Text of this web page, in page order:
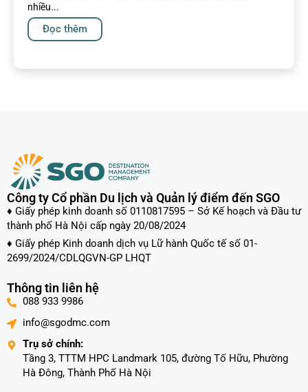
nhiều...
Đọc thêm
Công ty Cổ phần Du lịch và Quản lý điểm đến SGO
♦ Giấy phép kinh doanh số 0110817595 – Sở Kế hoạch và Đầu tư
thành phố Hà Nội cấp ngày 20/08/2024
♦ Giấy phép Kinh doanh dịch vụ Lữ hành Quốc tế số 01-
2699/2024/CDLQGVN-GP LHQT
Thông tin liên hệ
088 933 9986
info@sgodmc.com
Trụ sở chính:
Tầng 3, TTTM HPC Landmark 105, đường Tố Hữu, Phường
Hà Đông, Thành Phố Hà Nội